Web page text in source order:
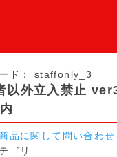
ド： staffonly_3
以外立入禁止
品に関して問い合わ
ゴリ